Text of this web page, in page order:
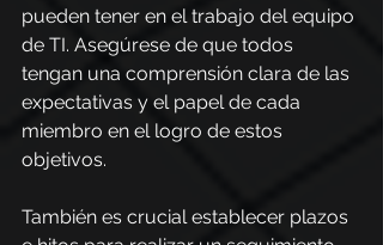
pueden tener en el trabajo del equipo
de TI. Asegúrese de que todos
tengan una comprensión clara de las
expectativas y el papel de cada
miembro en el logro de estos
objetivos.
También es crucial establecer plazos